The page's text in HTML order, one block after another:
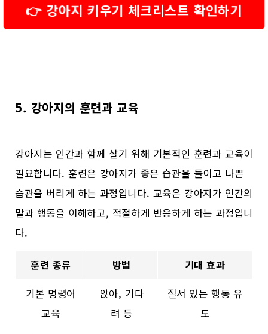
👉 강아지 키우기 체크리스트 확인하기
5. 강아지의 훈련과 교육
강아지는 인간과 함께 살기 위해 기본적인 훈련과 교육이
필요합니다. 훈련은 강아지가 좋은 습관을 들이고 나쁜
습관을 버리게 하는 과정입니다. 교육은 강아지가 인간의
말과 행동을 이해하고, 적절하게 반응하게 하는 과정입니
다.
훈련 종류 방법
기대 효과
기본 명령어
교육
앉아, 기다
려 등
질서 있는 행동 유
도